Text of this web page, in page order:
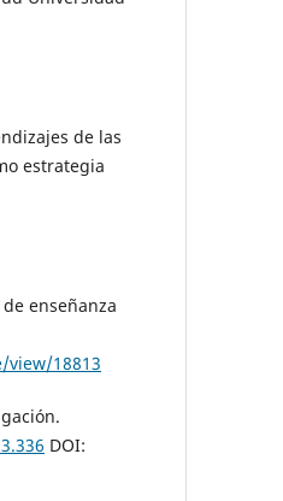
de las
estrategia
enseñanza
18813
DOI: